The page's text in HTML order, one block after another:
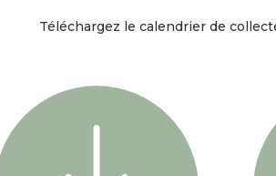
Téléchargez le calendrier de